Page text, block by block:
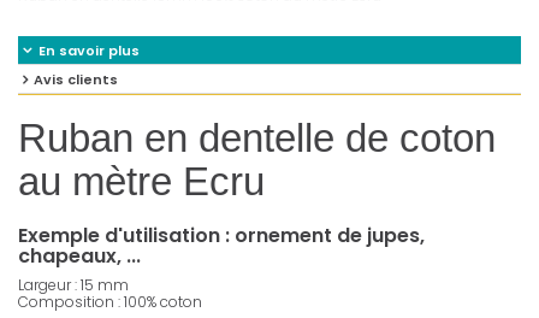
En savoir plus
Avis clients
Ruban en dentelle de coton
au mètre Ecru
Exemple d'utilisation : ornement de jupes,
chapeaux, ...
Largeur : 15 mm
Composition : 100% coton